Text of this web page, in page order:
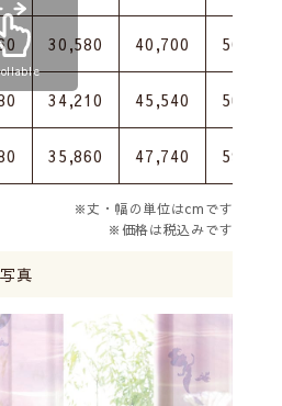
30,580 40,700 50,820
34,210 45,540 56,870
35,860 47,740 59,620
※丈・幅の単位はcmです
※価格は税込みです
真